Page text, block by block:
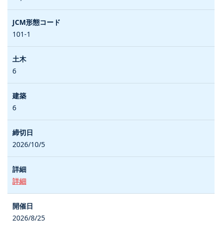
101-1
6
6
2026/10/5
詳細
2026/8/25